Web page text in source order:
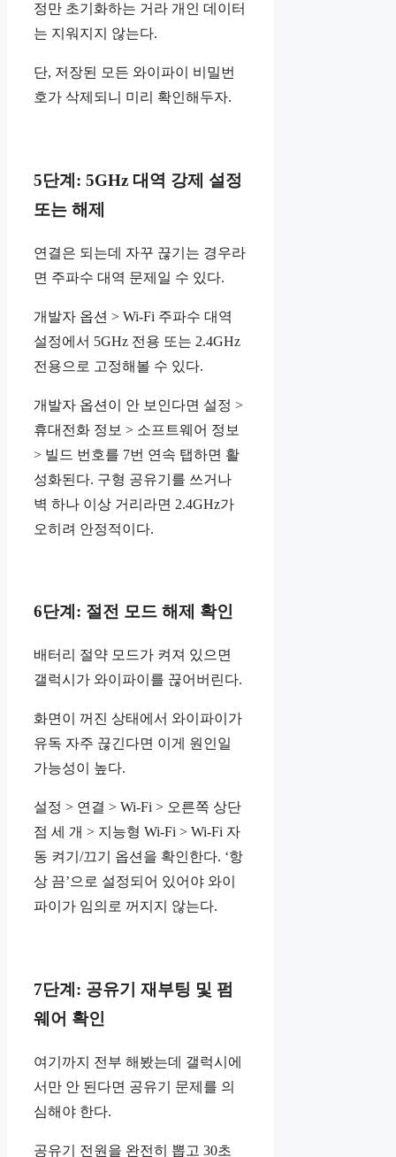
정만 초기화하는 거라 개인 데이터
는 지워지지 않는다.
단, 저장된 모든 와이파이 비밀번
호가 삭제되니 미리 확인해두자.
5단계: 5GHz 대역 강제 설정
또는 해제
연결은 되는데 자꾸 끊기는 경우라
면 주파수 대역 문제일 수 있다.
개발자 옵션 > Wi-Fi 주파수 대역
설정에서 5GHz 전용 또는 2.4GHz
전용으로 고정해볼 수 있다.
개발자 옵션이 안 보인다면 설정 >
휴대전화 정보 > 소프트웨어 정보
> 빌드 번호를 7번 연속 탭하면 활
성화된다. 구형 공유기를 쓰거나
벽 하나 이상 거리라면 2.4GHz가
오히려 안정적이다.
6단계: 절전 모드 해제 확인
배터리 절약 모드가 켜져 있으면
갤럭시가 와이파이를 끊어버린다.
화면이 꺼진 상태에서 와이파이가
유독 자주 끊긴다면 이게 원인일
가능성이 높다.
설정 > 연결 > Wi-Fi > 오른쪽 상단
점 세 개 > 지능형 Wi-Fi > Wi-Fi 자
동 켜기/끄기 옵션을 확인한다. ‘항
상 끔’으로 설정되어 있어야 와이
파이가 임의로 꺼지지 않는다.
7단계: 공유기 재부팅 및 펌
웨어 확인
여기까지 전부 해봤는데 갤럭시에
서만 안 된다면 공유기 문제를 의
심해야 한다.
공유기 전원을 완전히 뽑고 30초